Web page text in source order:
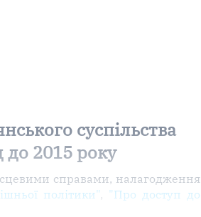
суспільства
до 2015 року
справами, налагодження
політики", "Про доступ до